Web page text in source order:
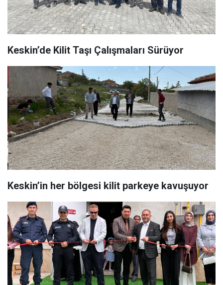
Keskin’de Kilit Taşı Çalışmaları Sürüyor
Keskin’in her bölgesi kilit parkeye kavuşuyor